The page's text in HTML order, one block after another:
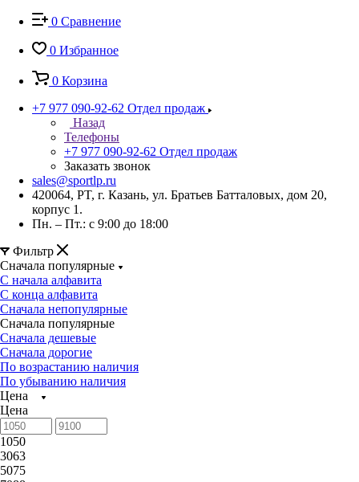
0 Сравнение
0 Избранное
0 Корзина
+7 977 090-92-62 Отдел продаж
Назад
Телефоны
+7 977 090-92-62 Отдел продаж
Заказать звонок
sales@sportlp.ru
420064, PT, г. Казань, ул. Братьев Батталовых, дом 20,
корпус 1.
Пн. – Пт.: с 9:00 до 18:00
Фильтр
Сначала популярные
С начала алфавита
С конца алфавита
Сначала непопулярные
Сначала популярные
Сначала дешевые
Сначала дорогие
По возрастанию наличия
По убыванию наличия
Цена
Цена
1050
3063
5075